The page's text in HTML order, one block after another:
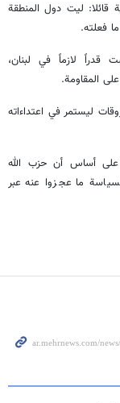
قائلا: ليت دول المنطقة
فعلته.
لازماً في لبنان،
المقاومة.
ليستمر في اعتداءاته
على أساس أن حزب الله
ما عجزوا عنه عبر